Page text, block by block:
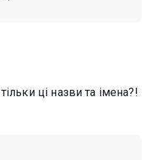
ці назви та імена?!